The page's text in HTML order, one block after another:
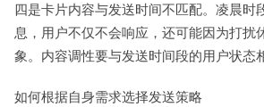
四是卡片内容与发送时间不匹配。凌晨时
息，用户不仅不会响应，还可能因为打扰
象。内容调性要与发送时间段的用户状态
如何根据自身需求选择发送策略